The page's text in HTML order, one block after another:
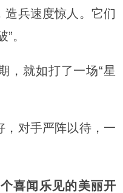
造兵速度惊人。它们
。
，就如打了一场“星
，对手严阵以待，一
喜闻乐见的美丽开